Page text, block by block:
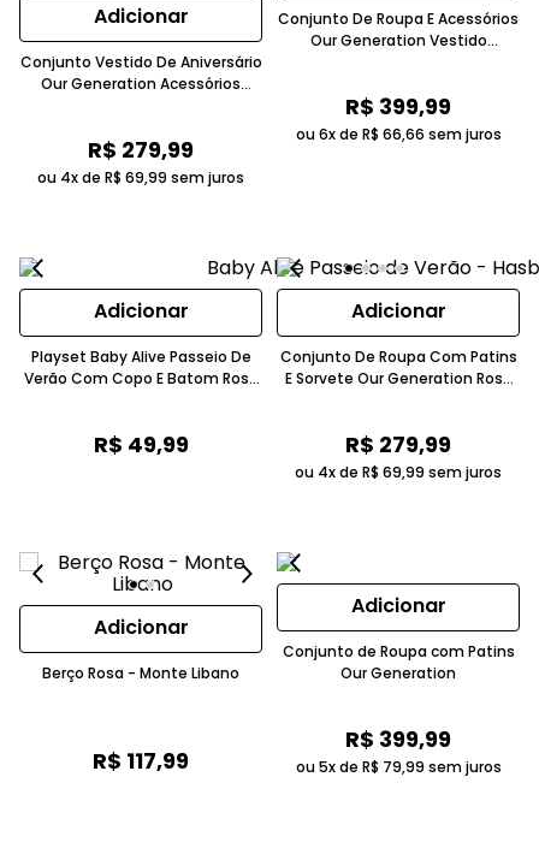
Adicionar
Conjunto Vestido De Aniversário
Our Generation Acessórios
R$ 279,99
ou 4x de R$ 69,99 sem juros
Conjunto De Roupa E Acessórios
Our Generation Vestido
R$ 399,99
ou 6x de R$ 66,66 sem juros
Adicionar
Playset Baby Alive Passeio De
Verão Com Copo E Batom Rosa
R$ 49,99
Adicionar
Conjunto De Roupa Com Patins
E Sorvete Our Generation Rosa
R$ 279,99
ou 4x de R$ 69,99 sem juros
Adicionar
Berço Rosa - Monte Libano
R$ 117,99
Adicionar
Conjunto de Roupa com Patins
Our Generation
R$ 399,99
ou 5x de R$ 79,99 sem juros